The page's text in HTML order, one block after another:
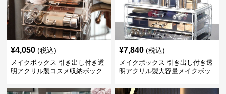
¥4,050 (税込)
メイクボックス 引き出し付き透
明アクリル製コスメ収納ボック
¥7,840 (税込)
メイクボックス 引き出し付き透
明アクリル製大容量メイクボッ